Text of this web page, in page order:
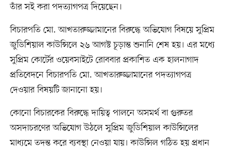
তাঁর সই করা পদত্যাগপত্র দিয়েছেন।
বিচারপতি মো. আখতারুজ্জামানের বিরুদ্ধে অভিযোগ বিষয়ে সুপ্রিম
জুডিশিয়াল কাউন্সিলে ২৬ আগস্ট চূড়ান্ত শুনানি শেষ হয়। এর মধ্যে
সুপ্রিম কোর্টের ওয়েবসাইটে রোববার প্রকাশিত এক হালনাগাদ
প্রতিবেদনে বিচারপতি মো. আখতারুজ্জামানের পদত্যাগপত্র
দেওয়ার বিষয়টি জানানো হয়।
কোনো বিচারকের বিরুদ্ধে দায়িত্ব পালনে অসমর্থ বা গুরুতর
অসদাচরণের অভিযোগ উঠলে সুপ্রিম জুডিশিয়াল কাউন্সিলের
মাধ্যমে তদন্ত করে ব্যবস্থা নেওয়া যায়। কাউন্সিল গঠিত হয় প্রধান